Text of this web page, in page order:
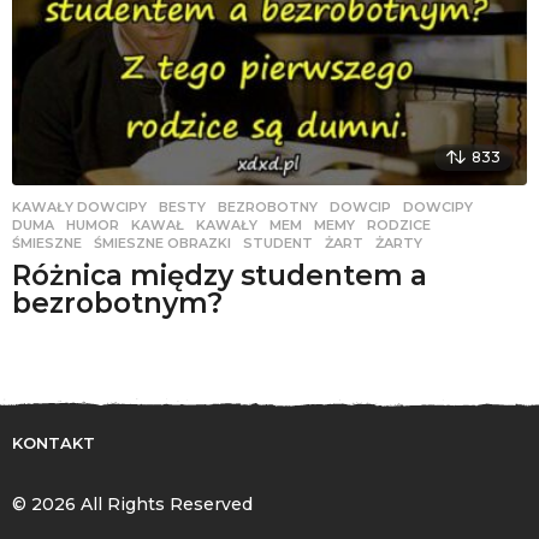
833
KAWAŁY DOWCIPY BESTY ,BEZROBOTNY ,DOWCIP ,DOWCIPY
DUMA
,HUMOR ,KAWAŁ ,KAWAŁY ,MEM ,MEMY ,RODZICE
ŚMIESZNE
,ŚMIESZNE OBRAZKI ,STUDENT ,ŻART ,ŻARTY
Różnica między studentem a
bezrobotnym?
KONTAKT
© 2026 All Rights Reserved